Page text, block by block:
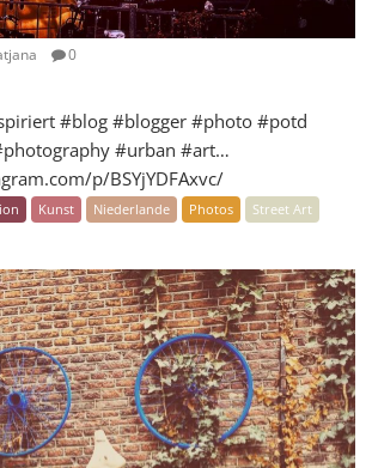
0
#blog #blogger #photo #potd
#urban #art…
p/BSYjYDFAxvc/
Kunst Niederlande Photos
Street Art